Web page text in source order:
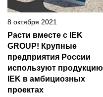
8 октября 2021
Расти вместе с IEK
GROUP! Крупные
предприятия России
используют продукцию
IEK в амбициозных
проектах